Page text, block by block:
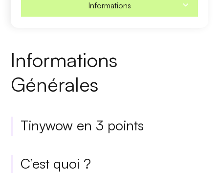
Informations
Informations
Générales
Tinywow en 3 points
C’est quoi ?